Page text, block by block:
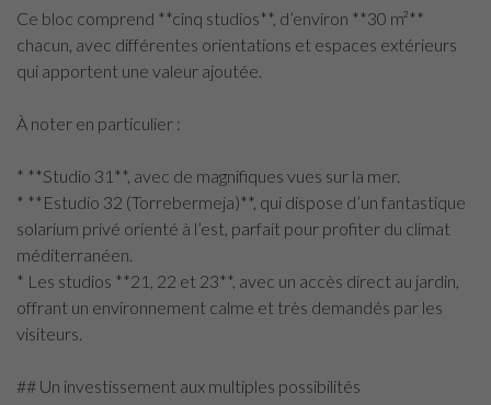
Ce bloc comprend **cinq studios**, d’environ **30 m²**
chacun, avec différentes orientations et espaces extérieurs
qui apportent une valeur ajoutée.
À noter en particulier :
* **Studio 31**, avec de magnifiques vues sur la mer.
* **Estudio 32 (Torrebermeja)**, qui dispose d’un fantastique
solarium privé orienté à l’est, parfait pour profiter du climat
méditerranéen.
* Les studios **21, 22 et 23**, avec un accès direct au jardin,
offrant un environnement calme et très demandés par les
visiteurs.
## Un investissement aux multiples possibilités